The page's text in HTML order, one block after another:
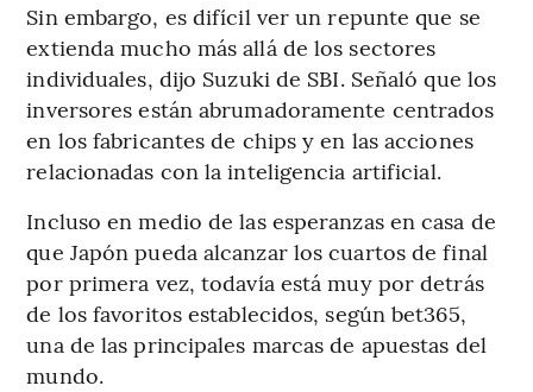
Sin embargo, es difícil ver un repunte que se
extienda mucho más allá de los sectores
individuales, dijo Suzuki de SBI. Señaló que los
inversores están abrumadoramente centrados
en los fabricantes de chips y en las acciones
relacionadas con la inteligencia artificial.
Incluso en medio de las esperanzas en casa de
que Japón pueda alcanzar los cuartos de final
por primera vez, todavía está muy por detrás
de los favoritos establecidos, según bet365,
una de las principales marcas de apuestas del
mundo.